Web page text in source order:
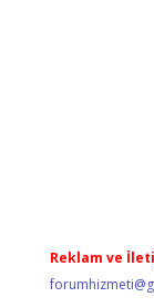
Reklam ve